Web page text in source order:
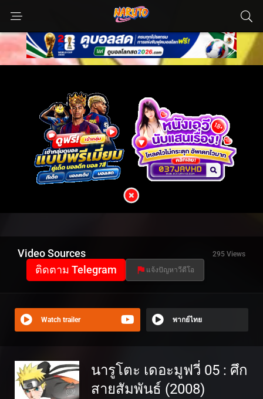
Video Sources 295 Views
ติดตาม Telegram แจ้งปัญหาวีดีโอ
Watch trailer พากย์ไทย
นารูโตะ เดอะมูฟวี่ 05 : ศึก
สายสัมพันธ์ (2008)